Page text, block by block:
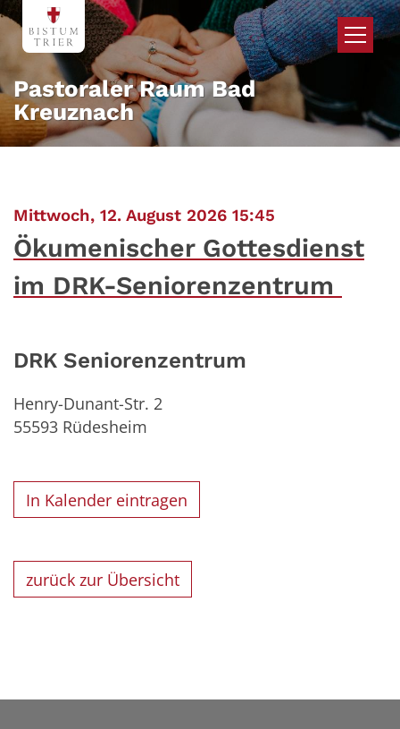
Zum Inhalt springen
Pastoraler Raum Bad
Kreuznach
Mittwoch, 12. August 2026 15:45
Ökumenischer Gottesdienst
im DRK-Seniorenzentrum
DRK Seniorenzentrum
Henry-Dunant-Str. 2
55593 Rüdesheim
In Kalender eintragen
zurück zur Übersicht